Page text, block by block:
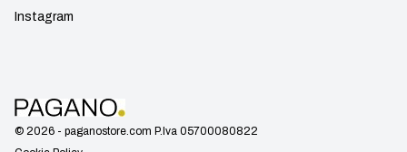
Instagram
© 2026 - paganostore.com P.Iva 05700080822